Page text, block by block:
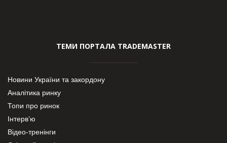
ТЕМИ ПОРТАЛА TRADEMASTER
Новини України та закордону
Аналітика ринку
Топи про ринок
Інтерв’ю
Відео-тренінги